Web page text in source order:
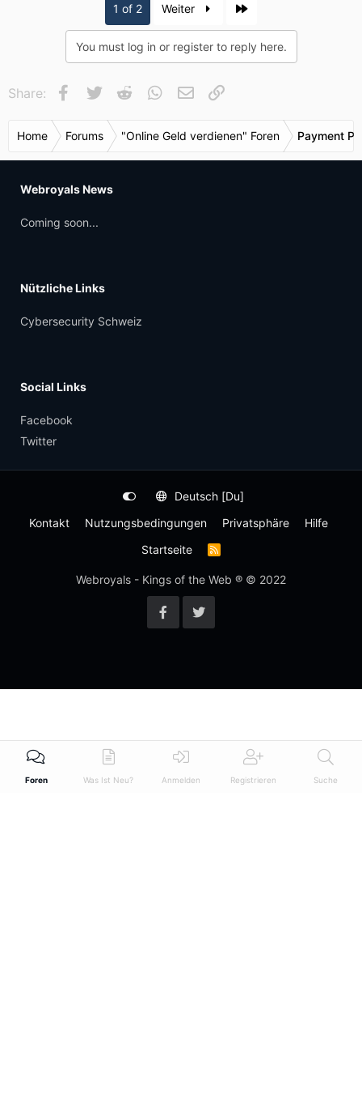
1 of 2 Weiter
You must log in or register to reply here.
Share: Facebook
Twitter Reddit WhatsApp
E-Mail
Home Forums "Online Geld verdienen" Foren Payment
Webroyals News
Coming soon...
Nützliche Links
Cybersecurity Schweiz
Social Links
Facebook
Twitter
Deutsch [Du]
Kontakt
Nutzungsbedingungen Privatsphäre
Hilfe
Startseite
R
S
-
Webroyals - Kings of the Web ® © 2022
Foren Was Ist Neu? Anmelden Registrieren Suche